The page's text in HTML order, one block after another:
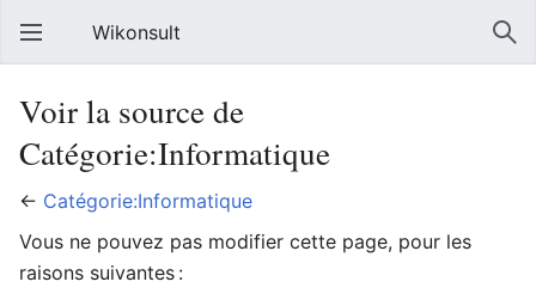
Wikonsult
Voir la source de
Catégorie:Informatique
← Catégorie:Informatique
Vous ne pouvez pas modifier cette page, pour les
raisons suivantes :